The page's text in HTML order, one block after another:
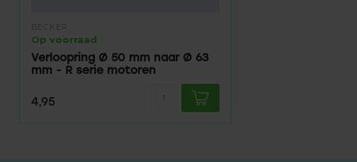
BECKER
Op voorraad
Verloopring Ø 50 mm naar Ø 63
mm - R serie motoren
4,95